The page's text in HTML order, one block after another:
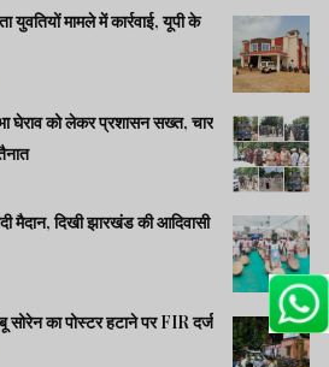
मामले में कार्रवाई, यूपी के
घेराव को लेकर प्रशासन सख्त, चार
मैदान, दिखी झारखंड की आदिवासी
का पोस्टर हटाने पर FIR दर्ज